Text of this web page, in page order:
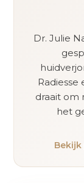
Dr. Julie
draait om
het